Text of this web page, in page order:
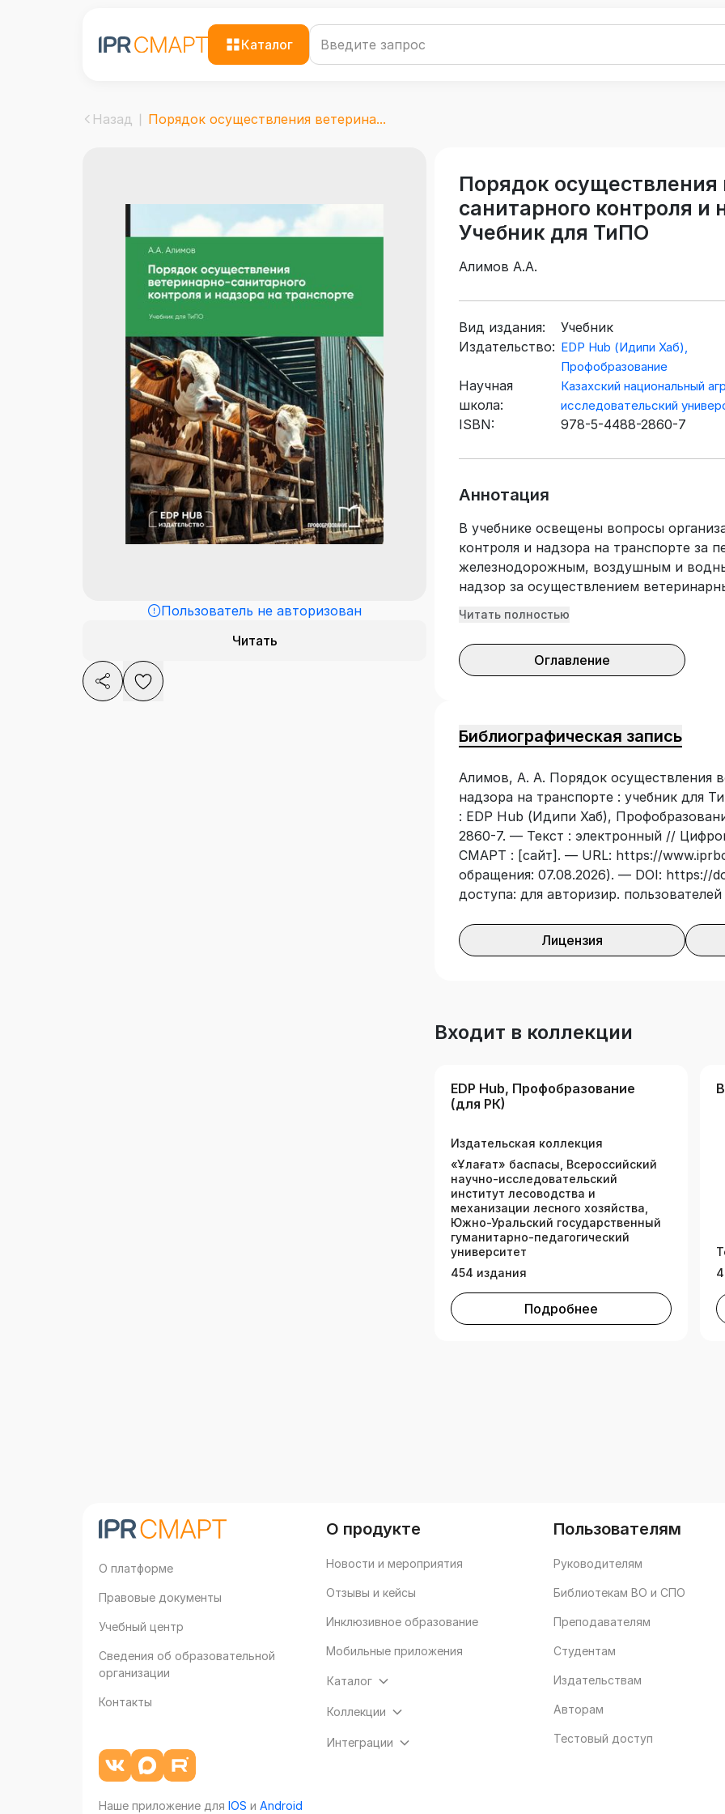
Каталог
Назад Порядок осуществления ветерина...
Пользователь не авторизован
Читать
Порядок осуществления
санитарного контроля и
Учебник для ТиПО
Алимов А.А.
Вид издания:
Учебник
Издательство: EDP Hub (Идипи Хаб),
Профобразование
Научная
школа:
Казахский национальный
исследовательский
ISBN: 978-5-4488-2860-7
Аннотация
В учебнике освещены вопросы
контроля и надзора на транспорте за
железнодорожным, воздушным и
надзор за осуществлением
территории Республики Казахстан от
главы сопровождаются вопросами для
студентам лучше усвоить теорию и
«Порядок осуществления
Читать полностью
Оглавление
Библиографическая запись
Алимов, А. А. Порядок осуществления
надзора на транспорте : учебник для
: EDP Hub (Идипи Хаб),
2860-7. — Текст : электронный //
СМАРТ : [сайт]. — URL: https://
обращения: 07.08.2026). — DOI: https://
доступа: для авторизир. пользователей
Лицензия
Входит в коллекции
EDP Hub, Профобразование
(для РК)
Издательская коллекция
«Ұлағат» баспасы, Всероссийский
научно-исследовательский
институт лесоводства и
механизации лесного хозяйства,
Южно-Уральский государственный
гуманитарно-педагогический
университет
454 издания
Подробнее
О платформе
Правовые документы
Учебный центр
Сведения об образовательной
организации
Контакты
Наше приложение для IOS и Android
О продукте
Новости и мероприятия
Отзывы и кейсы
Инклюзивное образование
Мобильные приложения
Каталог
Коллекции
Интеграции
Пользователям
Руководителям
Библиотекам ВО и СПО
Преподавателям
Студентам
Издательствам
Авторам
Тестовый доступ